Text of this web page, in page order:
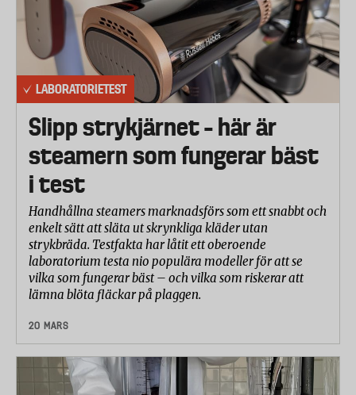
LABORATORIETEST
Slipp strykjärnet – här är
steamern som fungerar bäst
i test
Handhållna steamers marknadsförs som ett snabbt och
enkelt sätt att släta ut skrynkliga kläder utan
strykbräda. Testfakta har låtit ett oberoende
laboratorium testa nio populära modeller för att se
vilka som fungerar bäst – och vilka som riskerar att
lämna blöta fläckar på plaggen.
20 MARS